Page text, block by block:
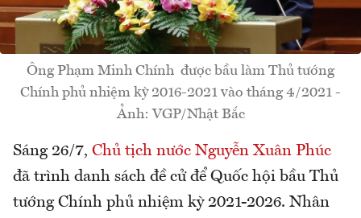
Ông Phạm Minh Chính được bầu làm Thủ tướng
Chính phủ nhiệm kỳ 2016-2021 vào tháng 4/2021 -
Ảnh: VGP/Nhật Bắc
Sáng 26/7, Chủ tịch nước Nguyễn Xuân Phúc
đã trình danh sách đề cử để Quốc hội bầu Thủ
tướng Chính phủ nhiệm kỳ 2021-2026. Nhân